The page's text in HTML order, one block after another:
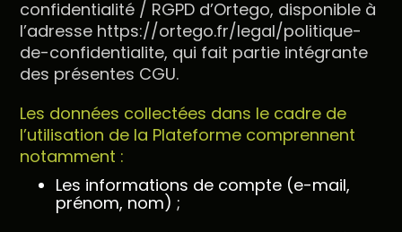
confidentialité / RGPD d’Ortego, disponible à
l’adresse https://ortego.fr/legal/politique-
de-confidentialite, qui fait partie intégrante
des présentes CGU.
Les données collectées dans le cadre de
l’utilisation de la Plateforme comprennent
notamment :
Les informations de compte (e-mail,
prénom, nom) ;